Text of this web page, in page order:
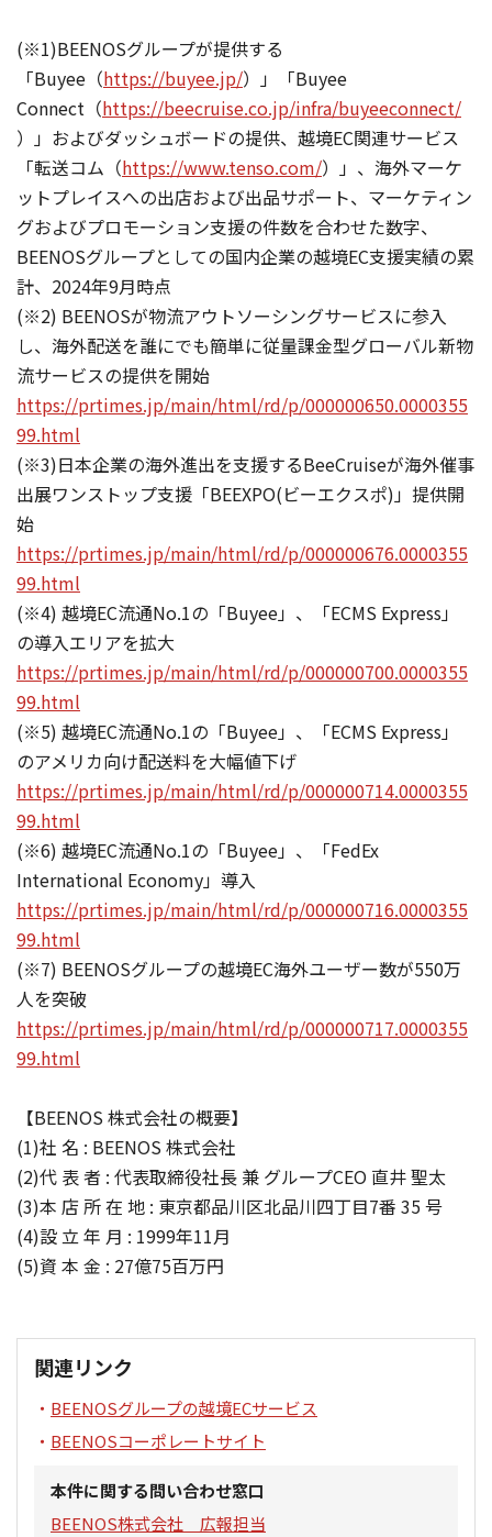
(※1)BEENOSグループが提供する
「Buyee（https://buyee.jp/）」「Buyee
Connect（https://beecruise.co.jp/infra/buyeeconnect/
）」およびダッシュボードの提供、越境EC関連サービス
「転送コム（https://www.tenso.com/）」、海外マーケ
ットプレイスへの出店および出品サポート、マーケティン
グおよびプロモーション支援の件数を合わせた数字、
BEENOSグループとしての国内企業の越境EC支援実績の累
計、2024年9月時点
(※2) BEENOSが物流アウトソーシングサービスに参入
し、海外配送を誰にでも簡単に従量課金型グローバル新物
流サービスの提供を開始
https://prtimes.jp/main/html/rd/p/000000650.0000355
99.html
(※3)日本企業の海外進出を支援するBeeCruiseが海外催事
出展ワンストップ支援「BEEXPO(ビーエクスポ)」提供開
始
https://prtimes.jp/main/html/rd/p/000000676.0000355
99.html
(※4) 越境EC流通No.1の「Buyee」、「ECMS Express」
の導入エリアを拡大
https://prtimes.jp/main/html/rd/p/000000700.0000355
99.html
(※5) 越境EC流通No.1の「Buyee」、「ECMS Express」
のアメリカ向け配送料を大幅値下げ
https://prtimes.jp/main/html/rd/p/000000714.0000355
99.html
(※6) 越境EC流通No.1の「Buyee」、「FedEx
International Economy」導入
https://prtimes.jp/main/html/rd/p/000000716.0000355
99.html
(※7) BEENOSグループの越境EC海外ユーザー数が550万
人を突破
https://prtimes.jp/main/html/rd/p/000000717.0000355
99.html
【BEENOS 株式会社の概要】
(1)社 名 : BEENOS 株式会社
(2)代 表 者 : 代表取締役社長 兼 グループCEO 直井 聖太
(3)本 店 所 在 地 : 東京都品川区北品川四丁目7番 35 号
(4)設 立 年 月 : 1999年11月
(5)資 本 金 : 27億75百万円
関連リンク
BEENOSグループの越境ECサービス
BEENOSコーポレートサイト
本件に関する問い合わせ窓口
BEENOS株式会社 広報担当